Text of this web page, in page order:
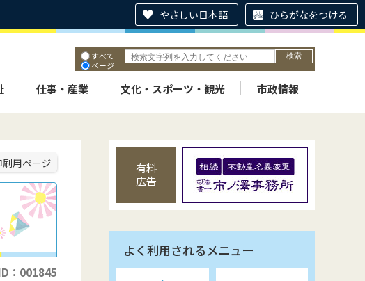
やさしい日本語 ひらがなをつける
すべて
ページ
仕事・産業 文化・スポーツ・観光 市政情報
刷用ページ
：001845
有料
広告
よく利用されるメニュー